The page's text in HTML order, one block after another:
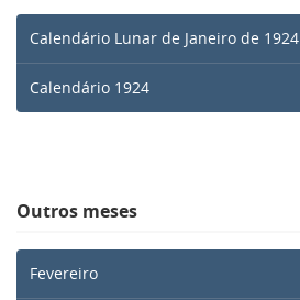
Calendário Lunar de Janeiro de 1924
Calendário 1924
Outros meses
Fevereiro